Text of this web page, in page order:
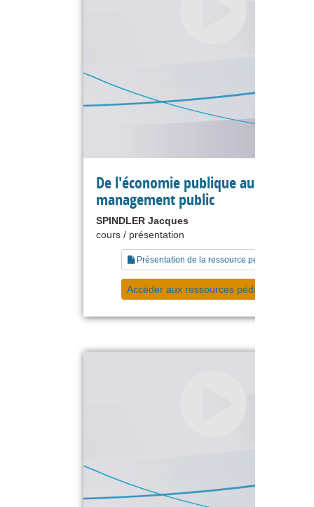
De l'économie publique au
management public
SPINDLER Jacques
cours / présentation
Présentation de la ressource pédagogique
Accéder aux ressources pédagogiques